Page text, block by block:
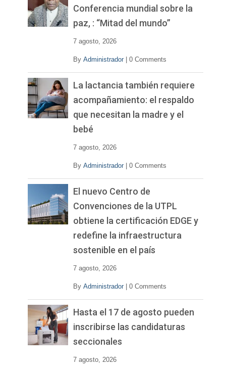
Conferencia mundial sobre la
paz, : “Mitad del mundo”
7 agosto, 2026
By Administrador 0 Comments
La lactancia también requiere
acompañamiento: el respaldo
que necesitan la madre y el
bebé
7 agosto, 2026
By Administrador 0 Comments
El nuevo Centro de
Convenciones de la UTPL
obtiene la certificación EDGE y
redefine la infraestructura
sostenible en el país
7 agosto, 2026
By Administrador 0 Comments
Hasta el 17 de agosto pueden
inscribirse las candidaturas
seccionales
7 agosto, 2026